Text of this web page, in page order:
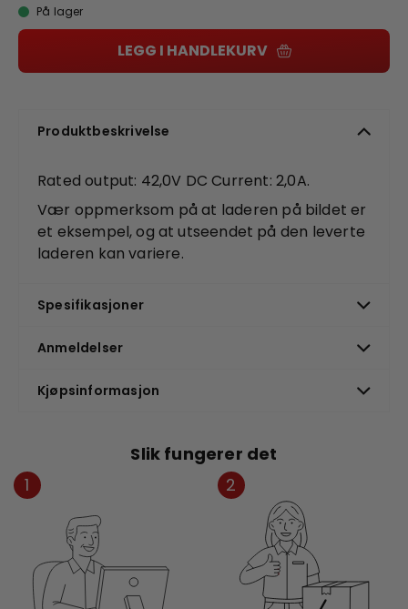
På lager
LEGG I HANDLEKURV
Produktbeskrivelse
Rated output: 42,0V DC Current: 2,0A.
Vær oppmerksom på at laderen på bildet er
et eksempel, og at utseendet på den leverte
laderen kan variere.
Spesifikasjoner
Anmeldelser
Kjøpsinformasjon
Slik fungerer det
1
2